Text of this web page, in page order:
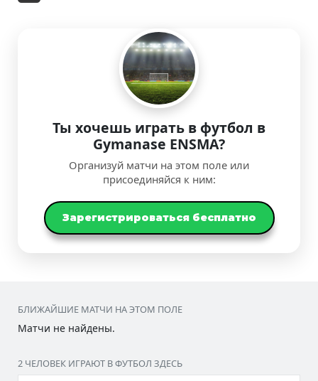
Ты хочешь играть в футбол в
Gymanase ENSMA?
Организуй матчи на этом поле или
присоединяйся к ним:
Зарегистрироваться бесплатно
БЛИЖАЙШИЕ МАТЧИ НА ЭТОМ ПОЛЕ
Матчи не найдены.
2 ЧЕЛОВЕК ИГРАЮТ В ФУТБОЛ ЗДЕСЬ